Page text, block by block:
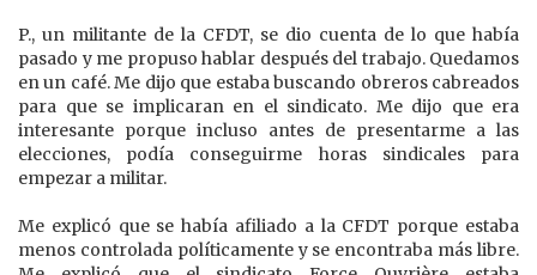
P., un militante de la CFDT, se dio cuenta de lo que había
pasado y me propuso hablar después del trabajo. Quedamos
en un café. Me dijo que estaba buscando obreros cabreados
para que se implicaran en el sindicato. Me dijo que era
interesante porque incluso antes de presentarme a las
elecciones, podía conseguirme horas sindicales para
empezar a militar.
Me explicó que se había afiliado a la CFDT porque estaba
menos controlada políticamente y se encontraba más libre.